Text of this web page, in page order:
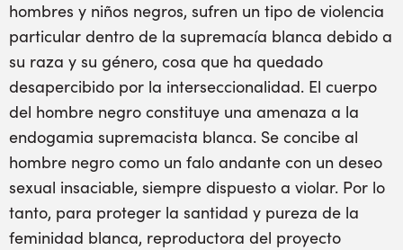
hombres y niños negros, sufren un tipo de violencia
particular dentro de la supremacía blanca debido a
su raza y su género, cosa que ha quedado
desapercibido por la interseccionalidad. El cuerpo
del hombre negro constituye una amenaza a la
endogamia supremacista blanca. Se concibe al
hombre negro como un falo andante con un deseo
sexual insaciable, siempre dispuesto a violar. Por lo
tanto, para proteger la santidad y pureza de la
feminidad blanca, reproductora del proyecto